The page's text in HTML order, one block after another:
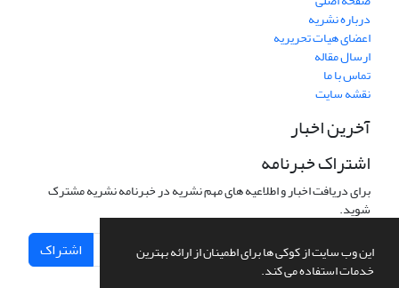
این وب سایت از کوکی ها برای اطمینان از ارائه بهترین
خدمات استفاده می کند.
درباره نشریه
اعضای هیات تحریریه
ارسال مقاله
تماس با ما
نقشه سایت
آخرین اخبار
اشتراک خبرنامه
برای دریافت اخبار و اطلاعیه های مهم نشریه در خبرنامه نشریه مشترک
شوید.
اشتراک